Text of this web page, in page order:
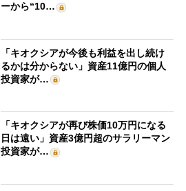
ーから“10…
「キオクシアが今後も利益を出し続け
るかは分からない」資産11億円の個人
投資家が…
「キオクシアが再び株価10万円になる
日は遠い」資産3億円超のサラリーマン
投資家が…